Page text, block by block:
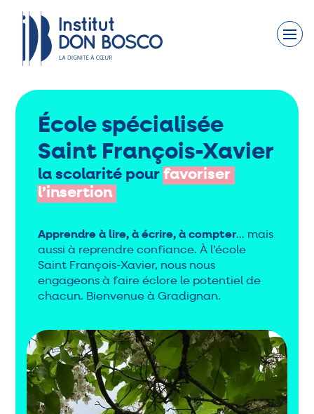
Nous connaître
Nos engagements
Nos actions
Nous rejoindre
Nous soutenir
Contact
Actualités
École spécialisée
Saint François-Xavier
la scolarité pourfavoriser
l’insertion
Apprendre à lire, à écrire, à compter… mais
aussi à reprendre confiance. À l’école
Saint François-Xavier, nous nous
engageons à faire éclore le potentiel de
chacun. Bienvenue à Gradignan.